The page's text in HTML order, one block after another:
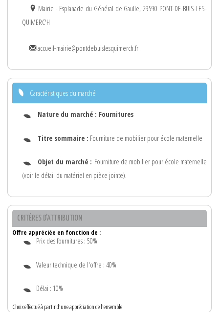
Mairie - Esplanade du Général de Gaulle, 29590 PONT-DE-BUIS-LES-
QUIMERC'H
accueil-mairie@pontdebuislesquimerch.fr
Caractéristiques du marché
Nature du marché : Fournitures
Titre sommaire : Fourniture de mobilier pour école maternelle
Objet du marché : Fourniture de mobilier pour école maternelle
(voir le détail du matériel en pièce jointe).
CRITÈRES D'ATTRIBUTION
Offre appréciée en fonction de :
Prix des fournitures : 50%
Valeur technique de l'offre : 40%
Délai : 10%
Choix effectué à partir d'une appréciation de l'ensemble